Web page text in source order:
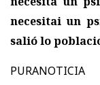
necesitai un
salió lo
PURANOTICIA